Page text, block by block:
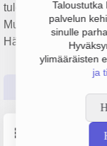
Taloustutka
palvelun
sinulle
ylimääräisten
ja
tulos 3.7 milj. € ja
Muu
Hämeenlinna.